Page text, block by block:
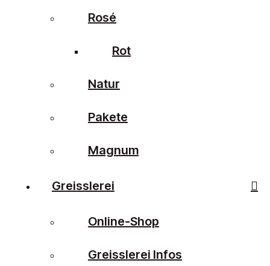
Rosé
Rot
Natur
Pakete
Magnum
Greisslerei
Online-Shop
Greisslerei Infos